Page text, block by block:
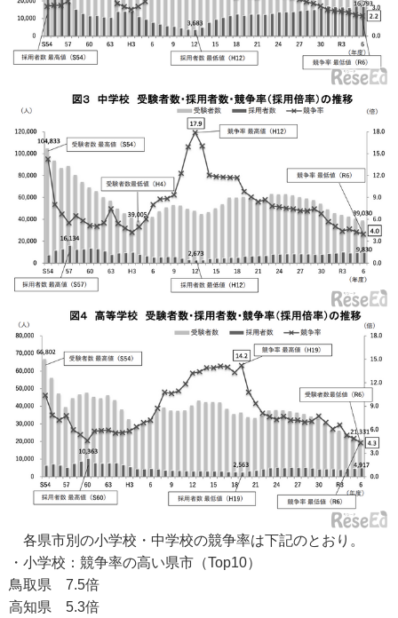
各県市別の小学校・中学校の競争率は下記のとおり。
・小学校：競争率の高い県市（Top10）
鳥取県 7.5倍
高知県 5.3倍